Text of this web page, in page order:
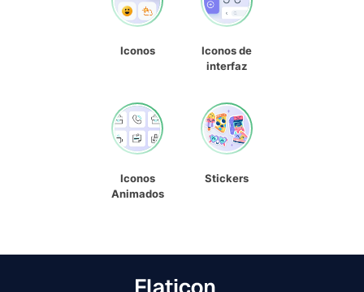
Iconos
Iconos de
interfaz
Iconos
Animados
Stickers